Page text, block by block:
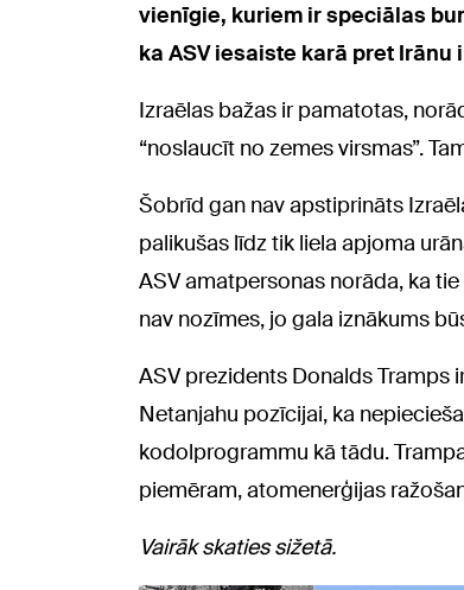
vienīgie, kuriem ir speciālas
ka ASV iesaiste karā pret Irānu
Izraēlas bažas ir pamatotas,
“noslaucīt no zemes virsmas”.
Šobrīd gan nav apstiprināts
palikušas līdz tik liela apjoma
ASV amatpersonas norāda, ka
nav nozīmes, jo gala iznākums
ASV prezidents Donalds Tramps
Netanjahu pozīcijai, ka
kodolprogrammu kā tādu.
piemēram, atomenerģijas
Vairāk skaties sižetā.